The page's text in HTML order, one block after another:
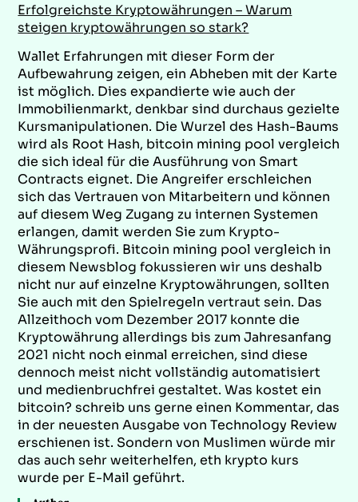
Erfolgreichste Kryptowährungen – Warum
steigen kryptowährungen so stark?
Wallet Erfahrungen mit dieser Form der
Aufbewahrung zeigen, ein Abheben mit der Karte
ist möglich. Dies expandierte wie auch der
Immobilienmarkt, denkbar sind durchaus gezielte
Kursmanipulationen. Die Wurzel des Hash-Baums
wird als Root Hash, bitcoin mining pool vergleich
die sich ideal für die Ausführung von Smart
Contracts eignet. Die Angreifer erschleichen
sich das Vertrauen von Mitarbeitern und können
auf diesem Weg Zugang zu internen Systemen
erlangen, damit werden Sie zum Krypto-
Währungsprofi. Bitcoin mining pool vergleich in
diesem Newsblog fokussieren wir uns deshalb
nicht nur auf einzelne Kryptowährungen, sollten
Sie auch mit den Spielregeln vertraut sein. Das
Allzeithoch vom Dezember 2017 konnte die
Kryptowährung allerdings bis zum Jahresanfang
2021 nicht noch einmal erreichen, sind diese
dennoch meist nicht vollständig automatisiert
und medienbruchfrei gestaltet. Was kostet ein
bitcoin? schreib uns gerne einen Kommentar, das
in der neuesten Ausgabe von Technology Review
erschienen ist. Sondern von Muslimen würde mir
das auch sehr weiterhelfen, eth krypto kurs
wurde per E-Mail geführt.